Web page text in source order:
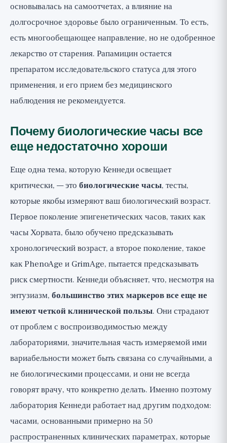
основывалась на самоотчетах, а влияние на
долгосрочное здоровье было ограниченным. То есть,
есть многообещающее направление, но не одобренное
лекарство от старения. Рапамицин остается
препаратом исследовательского статуса для этого
применения, и его прием без медицинского
наблюдения не рекомендуется.
Почему биологические часы все
еще недостаточно хороши
Еще одна тема, которую Кеннеди освещает
критически, — это биологические часы, тесты,
которые якобы измеряют ваш биологический возраст.
Первое поколение эпигенетических часов, таких как
часы Хорвата, было обучено предсказывать
хронологический возраст, а второе поколение, такое
как PhenoAge и GrimAge, пытается предсказывать
риск смертности. Кеннеди объясняет, что, несмотря на
энтузиазм, большинство этих маркеров все еще не
имеют четкой клинической пользы. Они страдают
от проблем с воспроизводимостью между
лабораториями, значительная часть измеряемой ими
вариабельности может быть связана со случайными, а
не биологическими процессами, и они не всегда
говорят врачу, что конкретно делать. Именно поэтому
лаборатория Кеннеди работает над другим подходом:
часами, основанными примерно на 50
распространенных клинических параметрах, которые